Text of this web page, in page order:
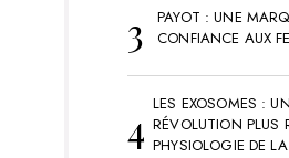
PAYOT : UNE
CONFIANCE AUX
LES EXOSOMES :
RÉVOLUTION PLUS
PHYSIOLOGIE DE